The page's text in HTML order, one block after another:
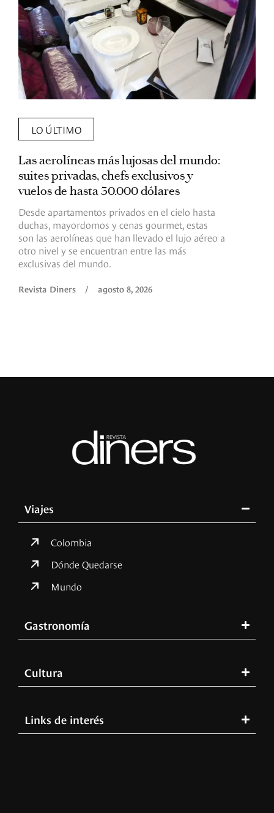
LO ÚLTIMO
Las aerolíneas más lujosas del mundo:
suites privadas, chefs exclusivos y
vuelos de hasta 30.000 dólares
Desde apartamentos privados en el cielo hasta
duchas, mayordomos y cenas gourmet, estas
son las aerolíneas que han llevado el lujo aéreo a
otro nivel y se encuentran entre las más
exclusivas del mundo.
Revista Diners / agosto 8, 2026
Viajes
Colombia
Dónde Quedarse
Mundo
Gastronomía
Cultura
Links de interés